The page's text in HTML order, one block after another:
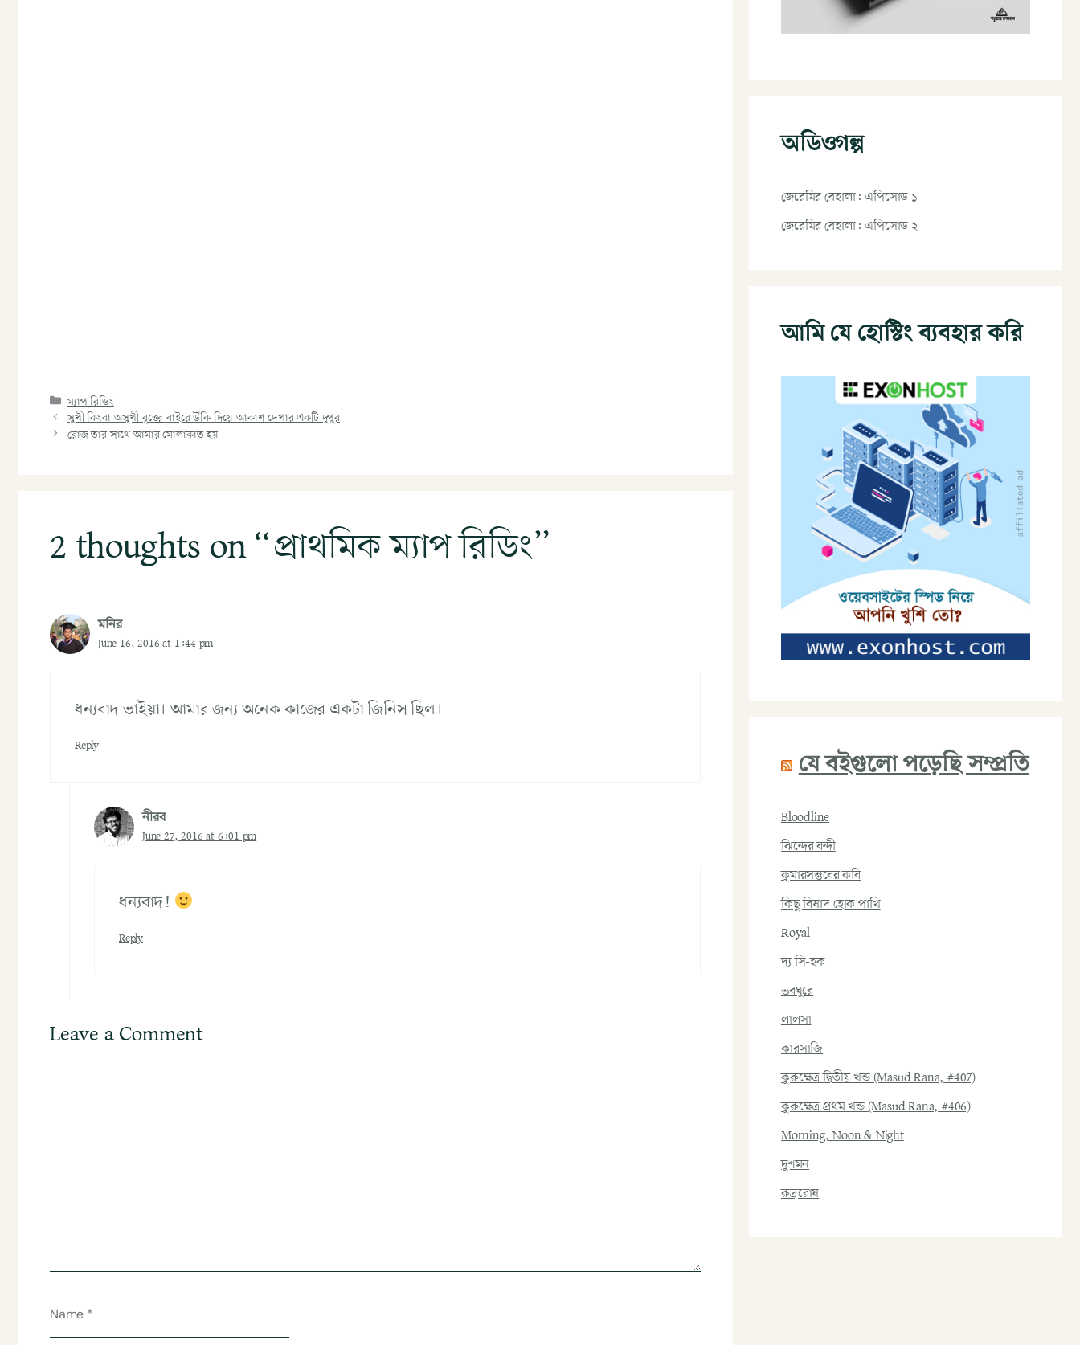
ম্যাপ রিডিং
সুখী কিংবা অসুখী বৃত্তের বাইরে উঁকি দিয়ে আকাশ দেখার একটি দুপুর
রোজ তার সাথে আমার মোলাকাত হয়
2 thoughts on “প্রাথমিক ম্যাপ রিডিং”
মনির
June 16, 2016 at 1:44 pm
ধন্যবাদ ভাইয়া। আমার জন্য অনেক কাজের একটা জিনিস ছিল।
Reply
নীরব
June 27, 2016 at 6:01 pm
ধন্যবাদ!
Reply
Leave a Comment
অডিওগল্প
জেরেমির বেহালা: এপিসোড ১
জেরেমির বেহালা: এপিসোড ২
আমি যে হোস্টিং ব্যবহার করি
যে বইগুলো পড়েছি সম্প্রতি
Bloodline
ঝিন্দের বন্দী
কুমারসম্ভবের কবি
কিছু বিষাদ হোক পাখি
Royal
দ্য সি-হক
ভবঘুরে
লালসা
কারসাজি
কুরুক্ষেত্র দ্বিতীয় খন্ড (Masud Rana, #407)
কুরুক্ষেত্র প্রথম খন্ড (Masud Rana, #406)
Morning, Noon & Night
দুশমন
রুদ্ররোষ